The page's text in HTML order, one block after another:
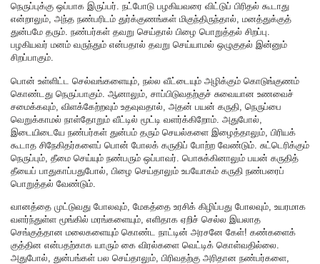
நெருப்புக்கு ஒப்பாக இருப்பர். நட்போடு பழகியவரை விட்டுப் பிரிதல் கூடாது
என்றாலும், அந்த நண்பரிடம் துர்க்குணங்கள் மிகுந்திருந்தால், மனத்துக்குத்
துன்பமே தரும். நண்பர்கள் தவறு செய்தால் பிழை பொறுத்தல் சிறப்பு.
பழகியவர் மனம் வருந்தும் என்பதால் தவறு செய்யாமல் ஒழுகுதல் இன்னும்
சிறப்பாகும்.
பொன் உள்ளிட்ட செல்வங்களையும், நல்ல வீட்டையும் அழிக்கும் கொடுங்குணம்
கொண்டது நெருப்பாகும். ஆனாலும், சாப்பிடுவதற்குச் சுவையான உணவைச்
சமைக்கவும், விளக்கேற்றவும் உதவுவதால், அதன் பயன் கருதி, நெருப்பை
வெறுக்காமல் நாள்தோறும் வீட்டில் மூட்டி வளர்க்கிறோம். அதுபோல்,
இடையிடையே நண்பர்கள் துன்பம் தரும் செயல்களை இழைத்தாலும், பிரியக்
கூடாத சிநேகிதர்களைப் பொன் போலக் கருதிப் போற்ற வேண்டும். சுட்டெரிக்கும்
நெருப்பும், தீமை செய்யும் நண்பரும் ஒப்பாவர். பொசுக்கினாலும் பயன் கருதித்
தீயைப் பாதுகாப்பதுபோல், பிழை செய்தாலும் உபயோகம் கருதி நண்பரைப்
பொறுத்தல் வேண்டும்.
வானத்தை முட்டுவது போலவும், மேகத்தை உரசிக் கிழிப்பது போலவும், உயரமாக
வளர்ந்துள்ள மூங்கில் மரங்களையும், எளிதாக ஏறிச் செல்ல இயலாத
செங்குத்தான மலைகளையும் கொண்ட நாட்டின் அரசனே கேள்! கண்களைக்
குத்தின என்பதற்காக யாரும் கை விரல்களை வெட்டிக் கொள்வதில்லை.
அதுபோல், துன்பங்கள் பல செய்தாலும், பிரிவதற்கு அரிதான நண்பர்களை,